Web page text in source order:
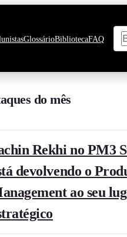
GlossárioBibliotecaFAQ
do mês
Rekhi no PM3
devolvendo o
ao seu